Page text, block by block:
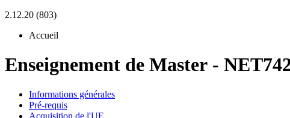
2.12.20 (803)
Accueil
Enseignement de Master -
Informations générales
Pré-requis
Acquisition de l'UE